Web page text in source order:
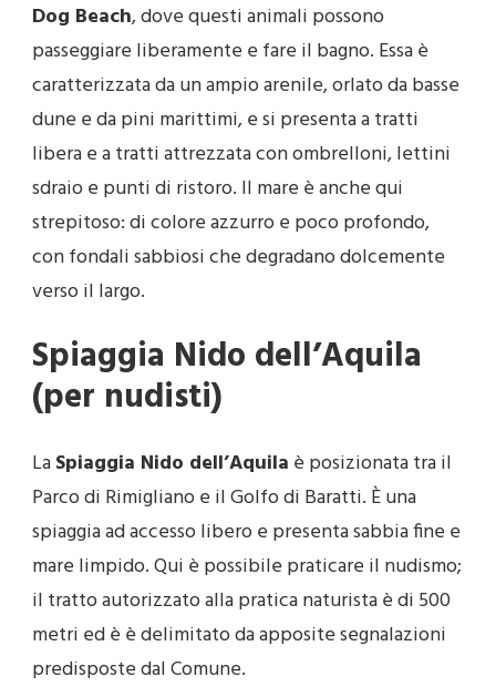
Dog Beach, dove questi animali possono
passeggiare liberamente e fare il bagno. Essa è
caratterizzata da un ampio arenile, orlato da basse
dune e da pini marittimi, e si presenta a tratti
libera e a tratti attrezzata con ombrelloni, lettini
sdraio e punti di ristoro. Il mare è anche qui
strepitoso: di colore azzurro e poco profondo,
con fondali sabbiosi che degradano dolcemente
verso il largo.
Spiaggia Nido dell’Aquila
(per nudisti)
LaSpiaggia Nido dell’Aquila è posizionata tra il
Parco di Rimigliano e il Golfo di Baratti. È una
spiaggia ad accesso libero e presenta sabbia fine e
mare limpido. Qui è possibile praticare il nudismo;
il tratto autorizzato alla pratica naturista è di 500
metri ed è è delimitato da apposite segnalazioni
predisposte dal Comune.